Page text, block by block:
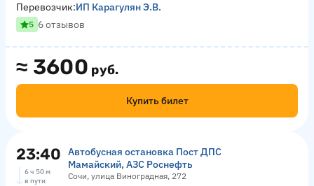
≈ 3600 руб.
Купить билет
Перевозчик:ИП Карагулян Э.В.
5 6 отзывов
23:40
Автобусная остановка Пост ДПС
Мамайский, АЗС Роснефть
Сочи, улица Виноградная, 272
6 ч 50 м
в пути